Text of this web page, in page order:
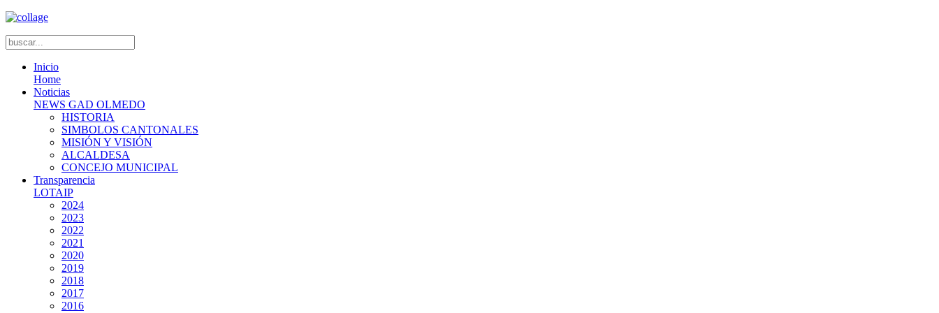
Inicio
Home
Noticias
NEWS GAD OLMEDO
HISTORIA
SIMBOLOS CANTONALES
MISIÓN Y VISIÓN
ALCALDESA
CONCEJO MUNICIPAL
Transparencia
LOTAIP
2024
2023
2022
2021
2020
2019
2018
2017
2016